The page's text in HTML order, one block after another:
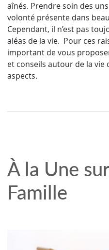
aînés. Prendre soin des
volonté présente dans
Cependant, il n’est pas
aléas de la vie. Pour ces
important de vous
et conseils autour de la vie
aspects.
À la Une
Famille